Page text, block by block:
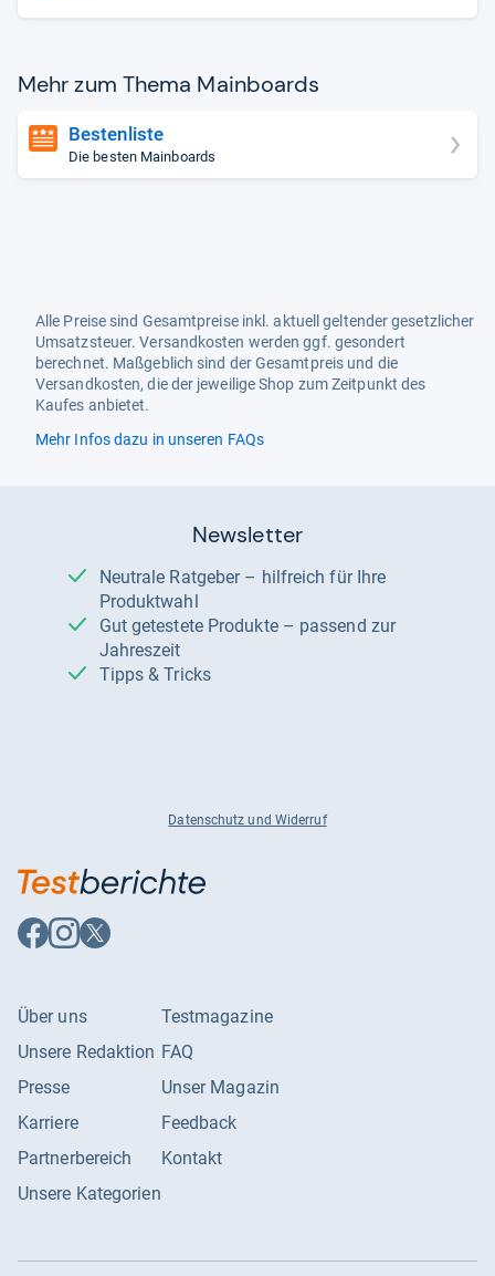
Mehr zum Thema Main­boards
Bestenliste
Die besten Mainboards
Alle Preise sind Gesamtpreise inkl. aktuell geltender gesetzlicher
Umsatzsteuer. Versandkosten werden ggf. gesondert
berechnet. Maßgeblich sind der Gesamtpreis und die
Versandkosten, die der jeweilige Shop zum Zeitpunkt des
Kaufes anbietet.
Mehr Infos dazu in unseren FAQs
Newsletter
Neutrale Ratgeber – hilfreich für Ihre
Produktwahl
Gut getestete Produkte – passend zur
Jahreszeit
Tipps & Tricks
Datenschutz und Widerruf
Auf
Facebook
Auf
Instagram
Auf
X
Über uns
Unsere Redaktion
Presse
Karriere
Partnerbereich
Unsere Kategorien
Testmagazine
FAQ
Unser Magazin
Feedback
Kontakt